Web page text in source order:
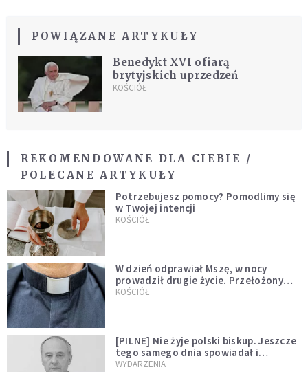
POWIĄZANE ARTYKUŁY
Benedykt XVI ofiarą
brytyjskich uprzedzeń
KOŚCIÓŁ
REKOMENDOWANE DLA CIEBIE /
POLECANE ARTYKUŁY
Potrzebujesz pomocy? Pomodlimy się
w Twojej intencji
KOŚCIÓŁ
W dzień odprawiał Mszę, w nocy
prowadził drugie życie. Przełożony
kazał mu opuścić zakon
KOŚCIÓŁ
[PILNE] Nie żyje polski biskup. Jeszcze
tego samego dnia spowiadał i
sprawował Mszę świętą
WYDARZENIA